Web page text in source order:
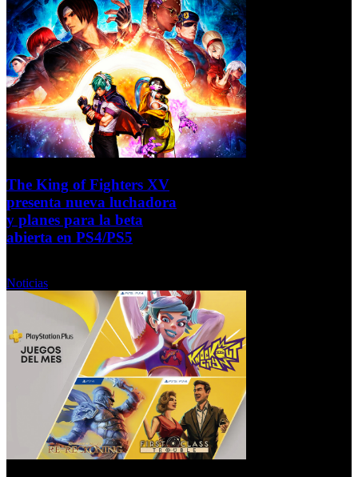
The King of Fighters XV
presenta nueva luchadora
y planes para la beta
abierta en PS4/PS5
Noticias